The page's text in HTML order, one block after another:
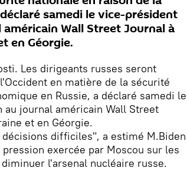
samedi le vice-président
Wall Street Journal à
en Géorgie.
Les dirigeants russes seront
en matière de la sécurité
en Russie, a déclaré samedi le
journal américain Wall Street
et en Géorgie.
difficiles", a estimé M.Biden
exercée par Moscou sur les
l'arsenal nucléaire russe.